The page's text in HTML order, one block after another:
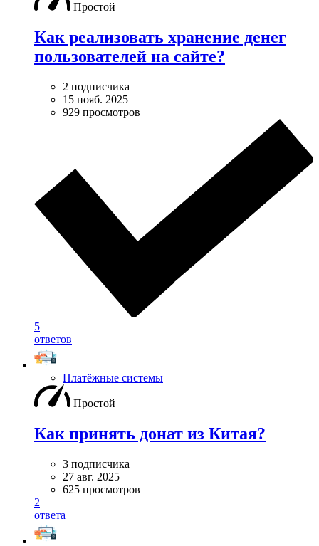
Простой
Как реализовать хранение денег
пользователей на сайте?
2 подписчика
15 нояб. 2025
929 просмотров
5
ответов
Платёжные системы
Простой
Как принять донат из Китая?
3 подписчика
27 авг. 2025
625 просмотров
2
ответа